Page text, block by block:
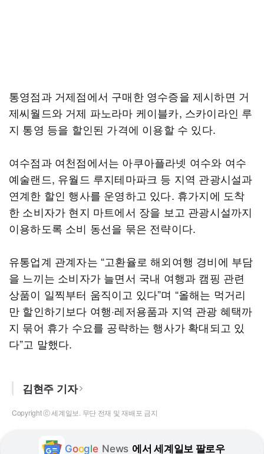
통영점과 거제점에서 구매한 영수증을 제시하면 거
제씨월드와 거제 파노라마 케이블카, 스카이라인 루
지 통영 등을 할인된 가격에 이용할 수 있다.
여수점과 여천점에서는 아쿠아플라넷 여수와 여수
예술랜드, 유월드 루지테마파크 등 지역 관광시설과
연계한 할인 행사를 운영하고 있다. 휴가지에 도착
한 소비자가 현지 마트에서 장을 보고 관광시설까지
이용하도록 소비 동선을 묶은 전략이다.
유통업계 관계자는 “고환율로 해외여행 경비에 부담
을 느끼는 소비자가 늘면서 국내 여행과 캠핑 관련
상품이 일찍부터 움직이고 있다”며 “올해는 먹거리
만 할인하기보다 여행·레저용품과 지역 관광 혜택까
지 묶어 휴가 수요를 공략하는 행사가 확대되고 있
다”고 말했다.
김현주 기자
Copyright ⓒ 세계일보. 무단 전재 및 재배포 금지
Google News 에서 세계일보 팔로우